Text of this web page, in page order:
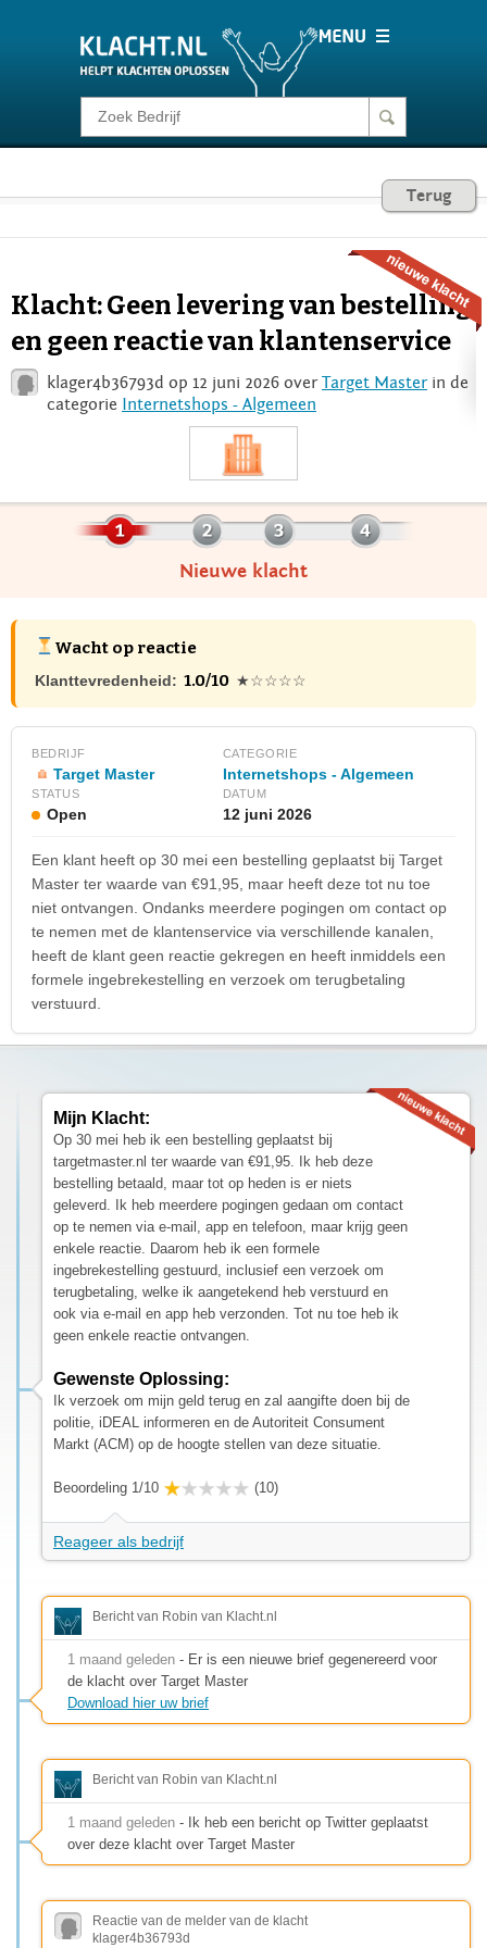
Klacht melden
Consumentenrecht
Voor Bedrijven
Login
Terug
Klacht: Geen levering van bestelling
en geen reactie van klantenservice
klager4b36793d op 12 juni 2026 overTarget Masterin de
categorie Internetshops - Algemeen
Nieuwe klacht
Wacht op reactie
Klanttevredenheid: 1.0/10 ★☆☆☆☆
BEDRIJF
Target Master
CATEGORIE
Internetshops - Algemeen
STATUS
Open
DATUM
12 juni 2026
Een klant heeft op 30 mei een bestelling geplaatst bij Target
Master ter waarde van €91,95, maar heeft deze tot nu toe
niet ontvangen. Ondanks meerdere pogingen om contact op
te nemen met de klantenservice via verschillende kanalen,
heeft de klant geen reactie gekregen en heeft inmiddels een
formele ingebrekestelling en verzoek om terugbetaling
verstuurd.
Mijn Klacht:
Op 30 mei heb ik een bestelling geplaatst bij
targetmaster.nl ter waarde van €91,95. Ik heb deze
bestelling betaald, maar tot op heden is er niets
geleverd. Ik heb meerdere pogingen gedaan om contact
op te nemen via e-mail, app en telefoon, maar krijg geen
enkele reactie. Daarom heb ik een formele
ingebrekestelling gestuurd, inclusief een verzoek om
terugbetaling, welke ik aangetekend heb verstuurd en
ook via e-mail en app heb verzonden. Tot nu toe heb ik
geen enkele reactie ontvangen.
Gewenste Oplossing:
Ik verzoek om mijn geld terug en zal aangifte doen bij de
politie, iDEAL informeren en de Autoriteit Consument
Markt (ACM) op de hoogte stellen van deze situatie.
Beoordeling 1/10 (10)
Reageer als bedrijf
Bericht van Robin van Klacht.nl
1 maand geleden - Er is een nieuwe brief gegenereerd voor
de klacht over Target Master
Download hier uw brief
Bericht van Robin van Klacht.nl
1 maand geleden - Ik heb een bericht op Twitter geplaatst
over deze klacht over Target Master
Reactie van de melder van de klacht
klager4b36793d